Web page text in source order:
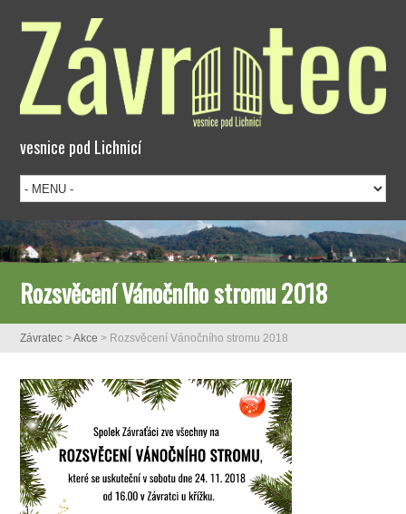
vesnice pod Lichnicí
Rozsvěcení Vánočního stromu 2018
Závratec >Akce > Rozsvěcení Vánočního stromu 2018